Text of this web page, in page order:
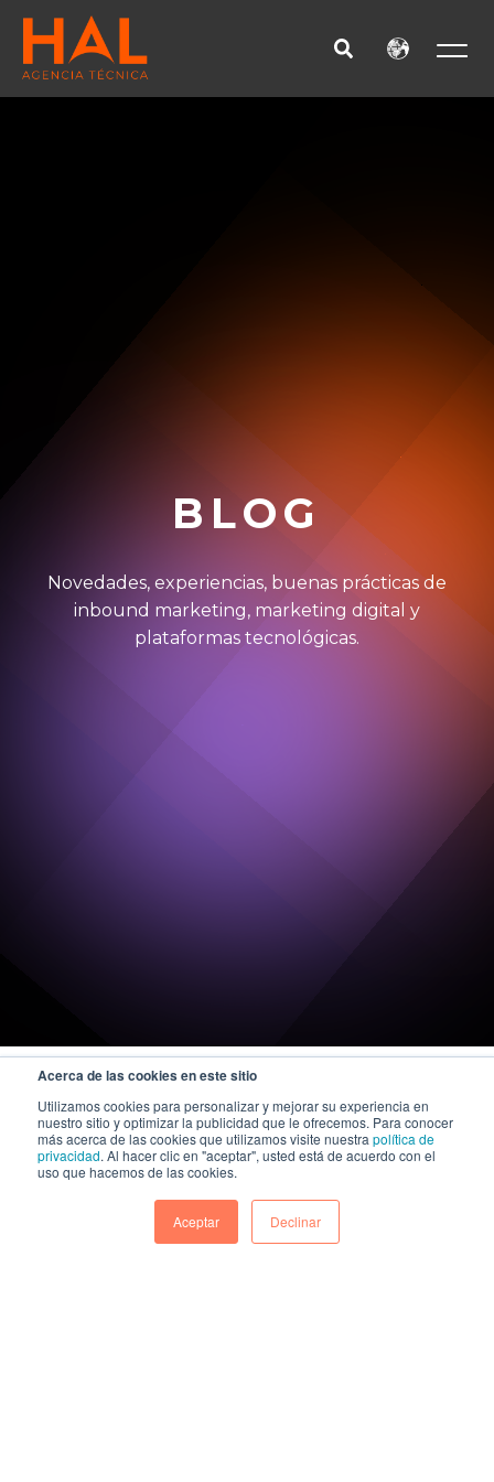
Acerca de las cookies en este sitio
Utilizamos cookies para personalizar y mejorar su experiencia en
nuestro sitio y optimizar la publicidad que le ofrecemos. Para conocer
más acerca de las cookies que utilizamos visite nuestra política de
privacidad. Al hacer clic en "aceptar", usted está de acuerdo con el
uso que hacemos de las cookies.
Aceptar Declinar
BLOG
Novedades, experiencias, buenas prácticas de
inbound marketing, marketing digital y
plataformas tecnológicas.